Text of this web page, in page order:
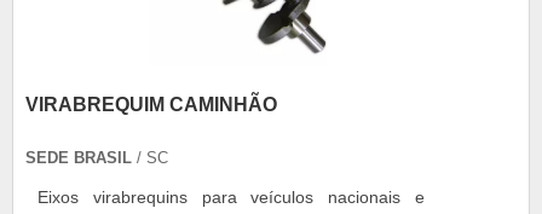
VIRABREQUIM CAMINHÃO
SEDE BRASIL / SC
Eixos virabrequins para veículos nacionais e